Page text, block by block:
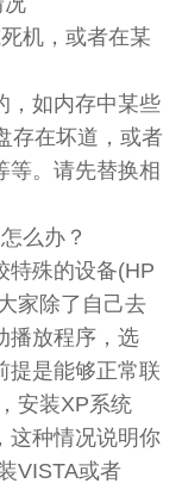
机，或者在某
，如内存中某些
存在坏道，或者
等。请先替换相
么办？
特殊的设备(HP
家除了自己去
播放程序，选
提是能够正常联
安装XP系统
这种情况说明你
VISTA或者